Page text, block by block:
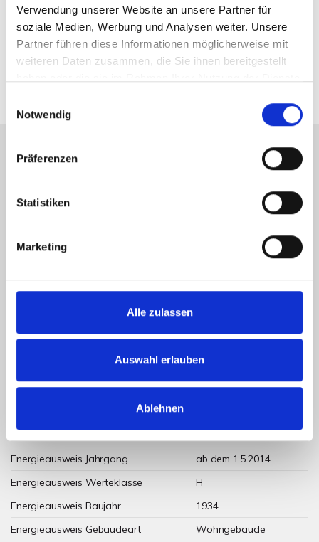
Verwendung unserer Website an unsere Partner für
soziale Medien, Werbung und Analysen weiter. Unsere
Partner führen diese Informationen möglicherweise mit
weiteren Daten zusammen, die Sie ihnen bereitgestellt
Notwendig
Präferenzen
Statistiken
Marketing
Alle zulassen
Auswahl erlauben
Ablehnen
Telefon: 057159726517
Telefax: 0571 870 490 05
behrendt@wb-immobilien.de
Wesentlicher Energieträger
Öl
Energieausweis Ausstelldatum
Energieausweis Jahrgang
ab dem 1.5.2014
Energieausweis Werteklasse
H
Energieausweis Baujahr
1934
Energieausweis Gebäudeart
Wohngebäude